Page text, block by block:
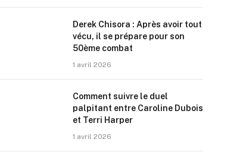
Derek Chisora : Après avoir tout
vécu, il se prépare pour son
50ème combat
1 avril 2026
Comment suivre le duel
palpitant entre Caroline Dubois
et Terri Harper
1 avril 2026